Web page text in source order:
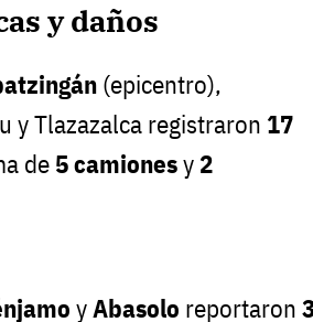
y daños
(epicentro),
y Tlazazalca registraron 17
de 5 camionesy 2
yAbasolo reportaron